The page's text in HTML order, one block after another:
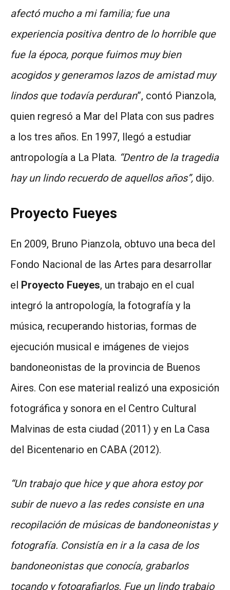
afectó mucho a mi familia; fue una
experiencia positiva dentro de lo horrible que
fue la época, porque fuimos muy bien
acogidos y generamos lazos de amistad muy
lindos que todavía perduran”, contó Pianzola,
quien regresó a Mar del Plata con sus padres
a los tres años. En 1997, llegó a estudiar
antropología a La Plata. “Dentro de la tragedia
hay un lindo recuerdo de aquellos años”, dijo.
Proyecto Fueyes
En 2009, Bruno Pianzola, obtuvo una beca del
Fondo Nacional de las Artes para desarrollar
el Proyecto Fueyes, un trabajo en el cual
integró la antropología, la fotografía y la
música, recuperando historias, formas de
ejecución musical e imágenes de viejos
bandoneonistas de la provincia de Buenos
Aires. Con ese material realizó una exposición
fotográfica y sonora en el Centro Cultural
Malvinas de esta ciudad (2011) y en La Casa
del Bicentenario en CABA (2012).
“Un trabajo que hice y que ahora estoy por
subir de nuevo a las redes consiste en una
recopilación de músicas de bandoneonistas y
fotografía. Consistía en ir a la casa de los
bandoneonistas que conocía, grabarlos
tocando y fotografiarlos. Fue un lindo trabajo